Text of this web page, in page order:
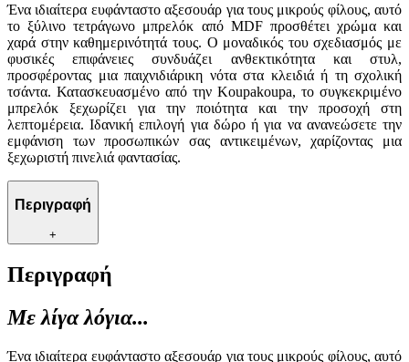
Ένα ιδιαίτερα ευφάνταστο αξεσουάρ για τους μικρούς φίλους, αυτό
το ξύλινο τετράγωνο μπρελόκ από MDF προσθέτει χρώμα και
χαρά στην καθημερινότητά τους. Ο μοναδικός του σχεδιασμός με
φυσικές επιφάνειες συνδυάζει ανθεκτικότητα και στυλ,
προσφέροντας μια παιχνιδιάρικη νότα στα κλειδιά ή τη σχολική
τσάντα. Κατασκευασμένο από την Koupakoupa, το συγκεκριμένο
μπρελόκ ξεχωρίζει για την ποιότητα και την προσοχή στη
λεπτομέρεια. Ιδανική επιλογή για δώρο ή για να ανανεώσετε την
εμφάνιση των προσωπικών σας αντικειμένων, χαρίζοντας μια
ξεχωριστή πινελιά φαντασίας.
Περιγραφή
+
Περιγραφή
Με λίγα λόγια...
Ένα ιδιαίτερα ευφάνταστο αξεσουάρ για τους μικρούς φίλους, αυτό